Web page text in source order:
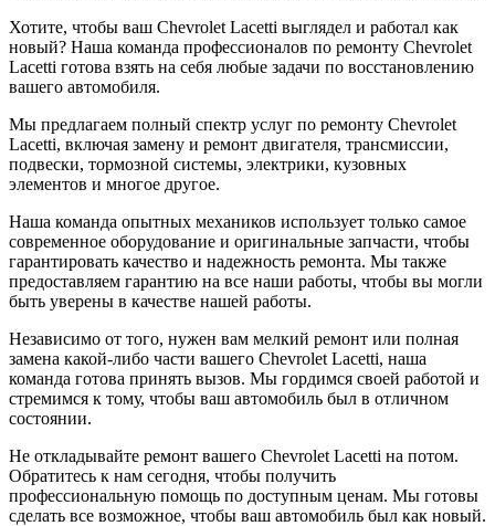
Хотите, чтобы ваш Chevrolet Lacetti выглядел и работал как
новый? Наша команда профессионалов по ремонту Chevrolet
Lacetti готова взять на себя любые задачи по восстановлению
вашего автомобиля.
Мы предлагаем полный спектр услуг по ремонту Chevrolet
Lacetti, включая замену и ремонт двигателя, трансмиссии,
подвески, тормозной системы, электрики, кузовных
элементов и многое другое.
Наша команда опытных механиков использует только самое
современное оборудование и оригинальные запчасти, чтобы
гарантировать качество и надежность ремонта. Мы также
предоставляем гарантию на все наши работы, чтобы вы могли
быть уверены в качестве нашей работы.
Независимо от того, нужен вам мелкий ремонт или полная
замена какой-либо части вашего Chevrolet Lacetti, наша
команда готова принять вызов. Мы гордимся своей работой и
стремимся к тому, чтобы ваш автомобиль был в отличном
состоянии.
Не откладывайте ремонт вашего Chevrolet Lacetti на потом.
Обратитесь к нам сегодня, чтобы получить
профессиональную помощь по доступным ценам. Мы готовы
сделать все возможное, чтобы ваш автомобиль был как новый.